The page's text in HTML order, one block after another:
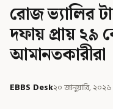
রোজ ভ্যালির
দফায় প্রায় ২৯
আমানতকারীরা
EBBS Desk২০ জানুয়ারি, ২০২৬